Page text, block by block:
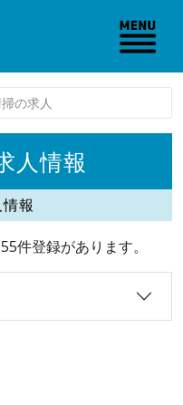
の求人
人情報
報
件登録があります。